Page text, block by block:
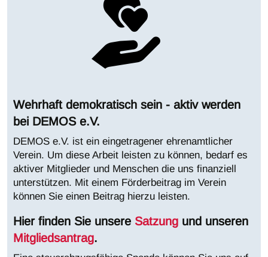
Wehrhaft demokratisch sein - aktiv werden
bei DEMOS e.V.
DEMOS e.V. ist ein eingetragener ehrenamtlicher
Verein. Um diese Arbeit leisten zu können, bedarf es
aktiver Mitglieder und Menschen die uns finanziell
unterstützen. Mit einem Förderbeitrag im Verein
können Sie einen Beitrag hierzu leisten.
Hier finden Sie unsere Satzung und unseren
Mitgliedsantrag.